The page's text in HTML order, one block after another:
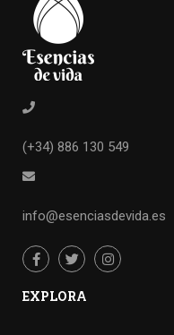
(+34) 886 130 549
info@esenciasdevida.es
EXPLORA